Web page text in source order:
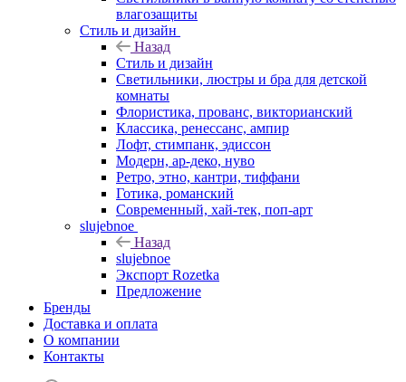
влагозащиты
Стиль и дизайн
Назад
Стиль и дизайн
Светильники, люстры и бра для детской
комнаты
Флористика, прованс, викторианский
Классика, ренессанс, ампир
Лофт, стимпанк, эдиссон
Модерн, ар-деко, нуво
Ретро, этно, кантри, тиффани
Готика, романский
Современный, хай-тек, поп-арт
slujebnoe
Назад
slujebnoe
Экспорт Rozetka
Предложение
Бренды
Доставка и оплата
О компании
Контакты